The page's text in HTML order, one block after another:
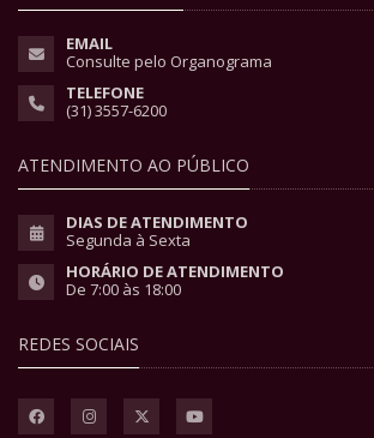
EMAIL
Consulte pelo Organograma
TELEFONE
(31) 3557-6200
ATENDIMENTO AO PÚBLICO
DIAS DE ATENDIMENTO
Segunda à Sexta
HORÁRIO DE ATENDIMENTO
De 7:00 às 18:00
REDES SOCIAIS